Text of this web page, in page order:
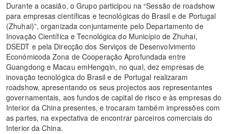
Durante a ocasião, o Grupo participou na “Sessão de roadshow
para empresas científicas e tecnológicas do Brasil e de Portugal
(Zhuhai)”, organizada conjuntamente pelo Departamento de
Inovação Científica e Tecnológica do Município de Zhuhai,
DSEDT e pela Direcção dos Serviços de Desenvolvimento
Económicoda Zona de Cooperação Aprofundada entre
Guangdong e Macau emHengqin, no qual, dez empresas de
inovação tecnológica do Brasil e de Portugal realizaram
roadshow, apresentando os seus projectos aos representantes
governamentais, aos fundos de capital de risco e às empresas do
Interior da China presentes, e trocaram também impressões com
as partes, na expectativa de encontrar parceiros comerciais do
Interior da China.